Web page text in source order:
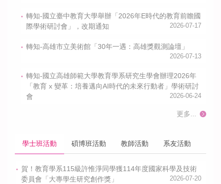
轉知-國立臺中教育大學舉辦「2026年E時代的教育前瞻國
際學術研討會」，改期通知
2026-07-17
轉知-高雄市立美術館「30年一遇：高雄獎觀測論壇」
2026-07-13
轉知-國立高雄師範大學教育學系研究生學會辦理2026年
「教育 x 變革：培養邁向AI時代的未來行動者」學術研討
會
2026-06-24
更多...
學士班活動 碩博班活動 教師活動 系友活動
賀！教育學系115級許惟淨同學獲114年度國家科學及技術
委員會「大專學生研究創作獎」
2026-07-20